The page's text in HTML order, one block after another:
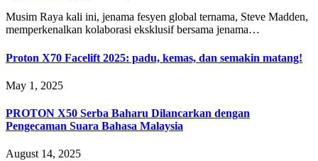
Musim Raya kali ini, jenama fesyen global ternama, Steve Madden,
memperkenalkan kolaborasi eksklusif bersama jenama…
Proton X70 Facelift 2025: padu, kemas, dan semakin matang!
May 1, 2025
PROTON X50 Serba Baharu Dilancarkan dengan
Pengecaman Suara Bahasa Malaysia
August 14, 2025